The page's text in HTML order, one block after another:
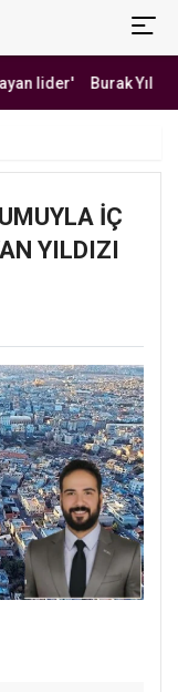
Burak Yılmaz'dan
İÇ
YILDIZI